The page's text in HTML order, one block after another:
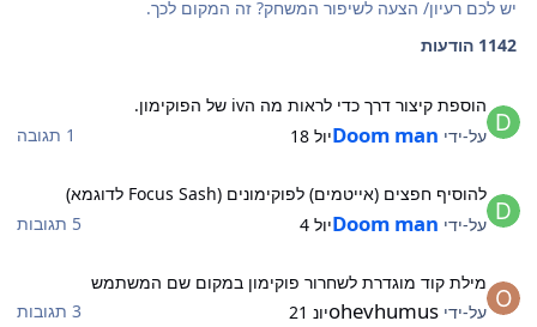
יש לכם רעיון/ הצעה לשיפור המשחק? זה המקום לכך.
1142 הודעות
הוספת קיצור דרך כדי לראות מה הiv של הפוקימון.
על-ידי Doom manיול 18
1 תגובה
להוסיף חפצים (אייטמים) לפוקימונים (Focus Sash לדוגמא)
על-ידי Doom manיול 4
5 תגובות
מילת קוד מוגדרת לשחרור פוקימון במקום שם המשתמש
על-ידי ohevhumusיונ 21
3 תגובות